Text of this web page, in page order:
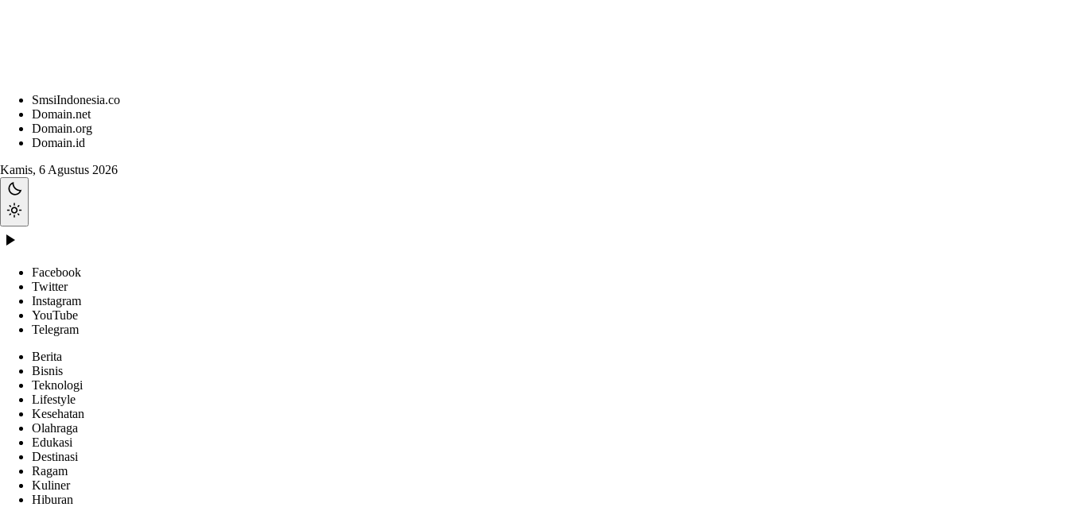
SmsiIndonesia.co
Domain.net
Domain.org
Domain.id
Kamis, 6 Agustus 2026
Facebook
Twitter
Instagram
YouTube
Telegram
Berita
Bisnis
Teknologi
Lifestyle
Kesehatan
Olahraga
Edukasi
Destinasi
Ragam
Kuliner
Hiburan